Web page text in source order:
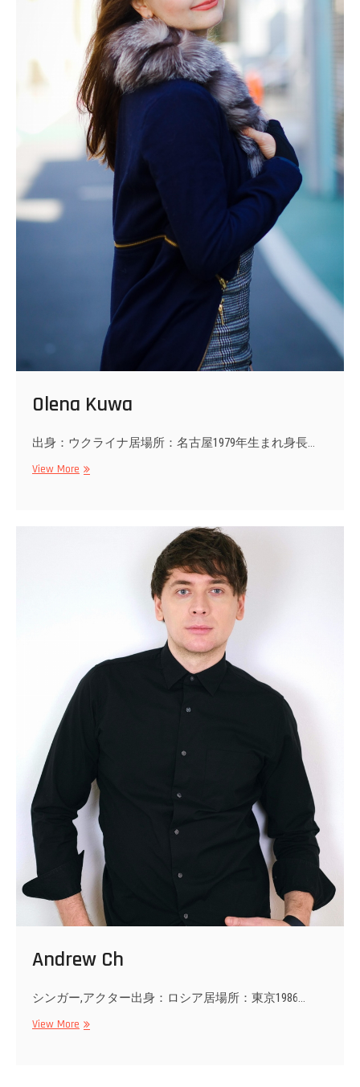
Olena Kuwa
出身：ウクライナ居場所：名古屋1979年生まれ身長…
View More Olena
Andrew Ch
シンガー,アクター出身：ロシア居場所：東京1986…
View More Andrew